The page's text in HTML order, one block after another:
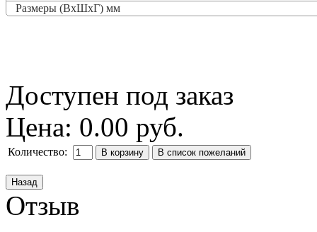
Размеры (ВxШxГ) мм
Доступен под заказ
Цена: 0.00 руб.
Количество:
Отзыв